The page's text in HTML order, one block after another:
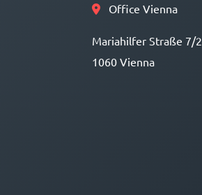
Office Vienna
Mariahilfer Straße 7/2
1060 Vienna